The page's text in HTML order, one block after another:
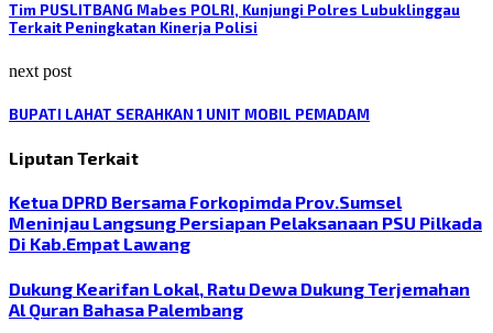
Tim PUSLITBANG Mabes POLRI, Kunjungi Polres Lubuklinggau
Terkait Peningkatan Kinerja Polisi
next post
BUPATI LAHAT SERAHKAN 1 UNIT MOBIL PEMADAM
Liputan Terkait
Ketua DPRD Bersama Forkopimda Prov.Sumsel
Meninjau Langsung Persiapan Pelaksanaan PSU Pilkada
Di Kab.Empat Lawang
Dukung Kearifan Lokal, Ratu Dewa Dukung Terjemahan
Al Quran Bahasa Palembang